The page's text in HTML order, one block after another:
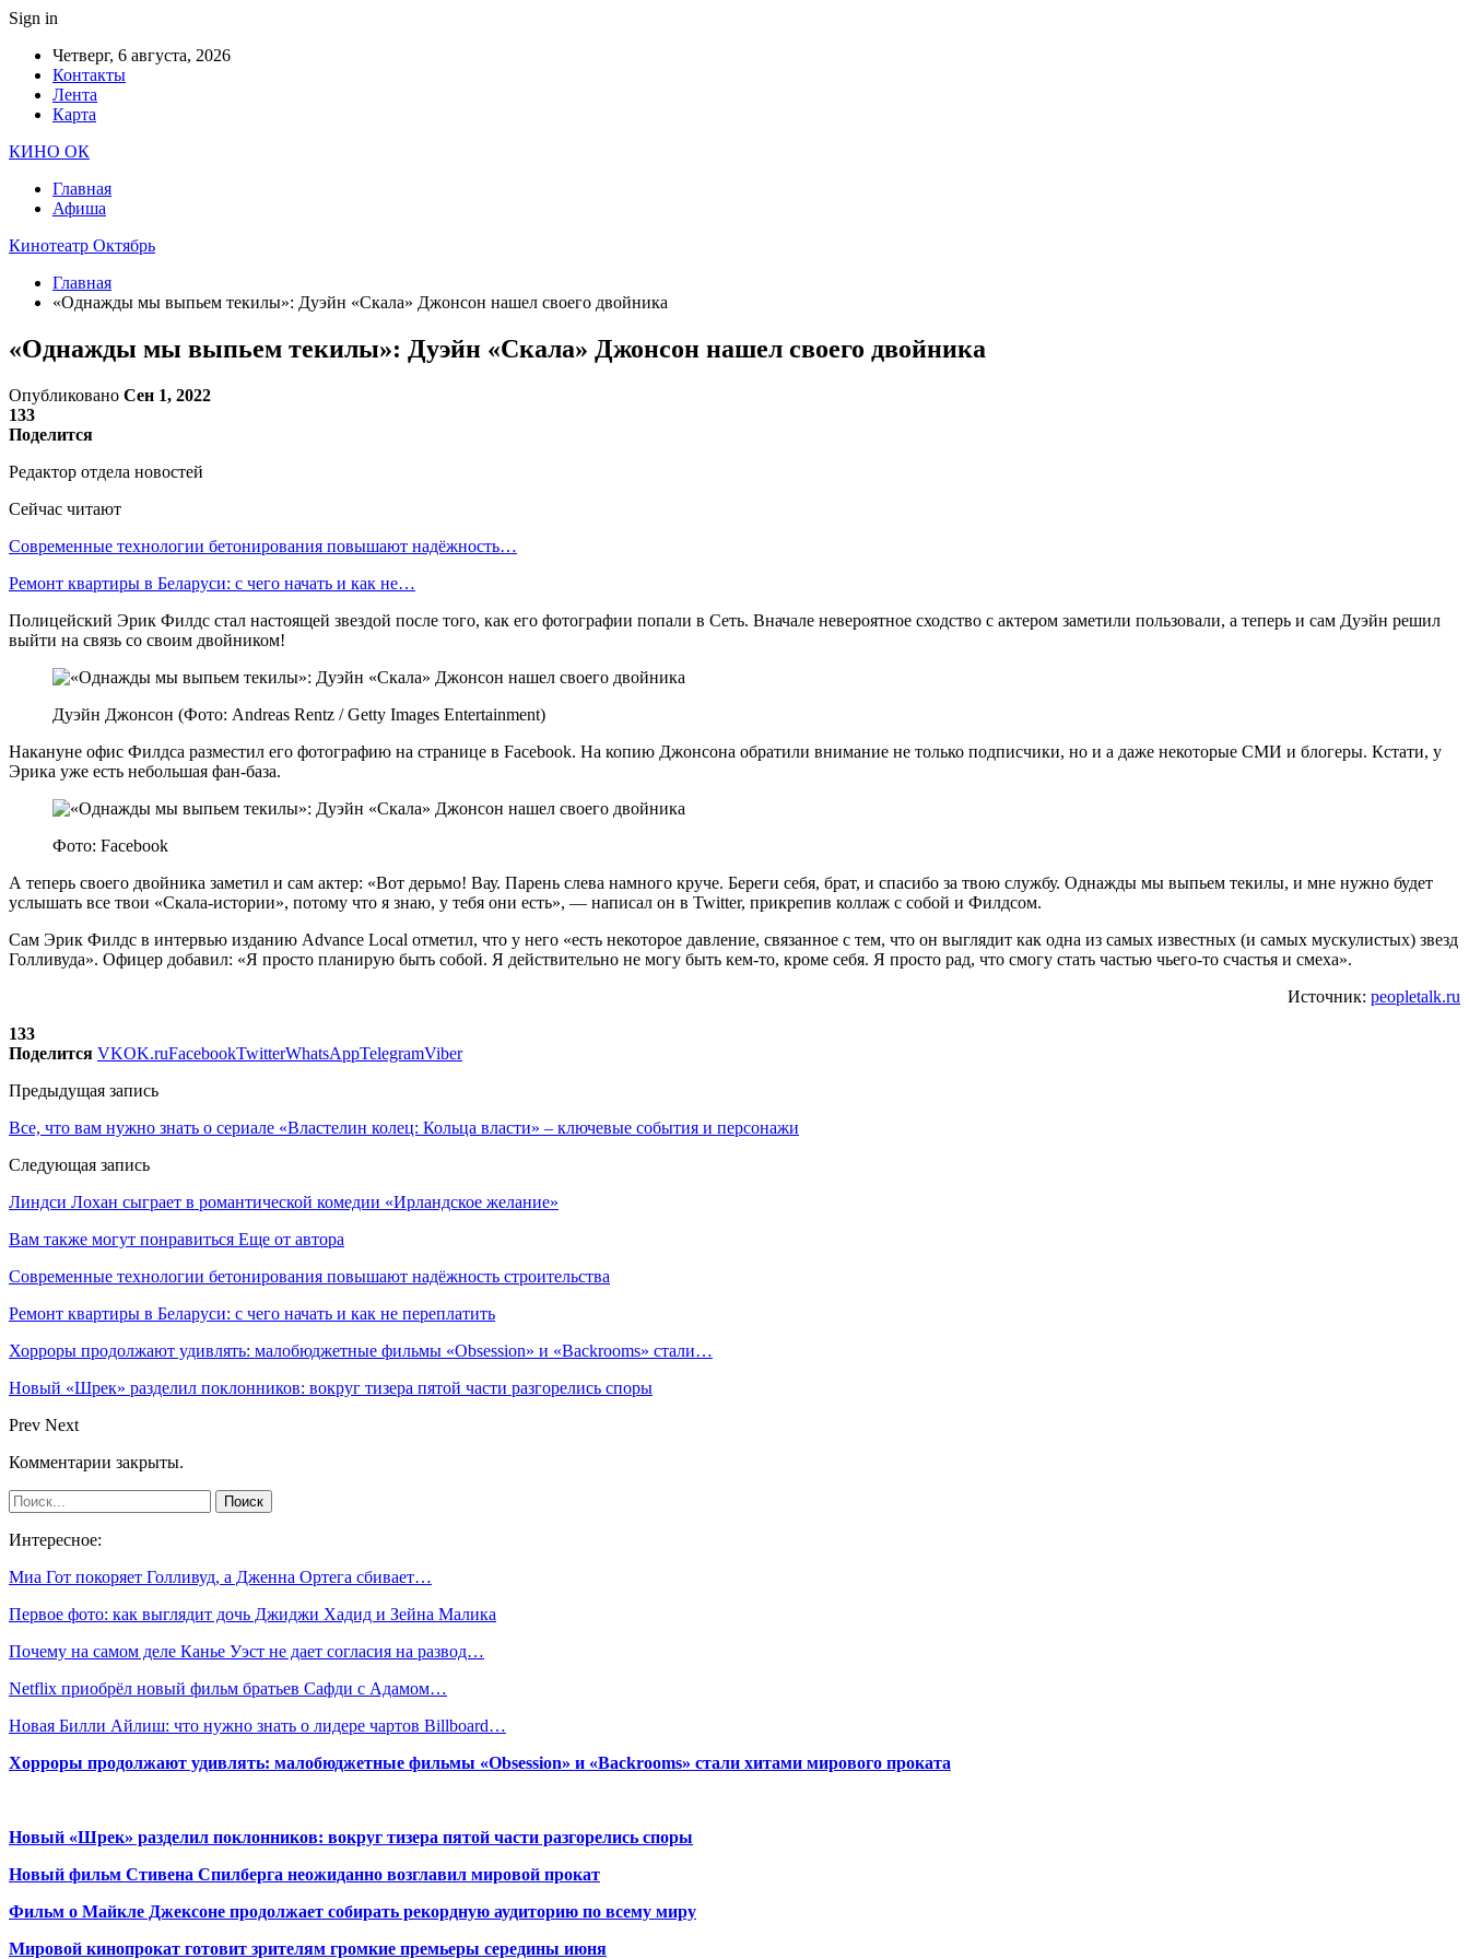
Sign in
Четверг, 6 августа, 2026
Контакты
Лента
Карта
КИНО ОК
Главная
Афиша
Кинотеатр Октябрь
Главная
«Однажды мы выпьем текилы»: Дуэйн «Скала» Джонсон нашел своего двойника
«Однажды мы выпьем текилы»: Дуэйн «Скала» Джонсон нашел своего двойника
Опубликовано Сен 1, 2022
133
Поделится
Редактор отдела новостей
Сейчас читают
Современные технологии бетонирования повышают надёжность…
Ремонт квартиры в Беларуси: с чего начать и как не…
Полицейский Эрик Филдс стал настоящей звездой после того, как его фотографии попали в Сеть. Вначале невероятное сходство с актером заметили пользовали, а теперь и сам Дуэйн решил
выйти на связь со своим двойником!
Дуэйн Джонсон (Фото: Andreas Rentz / Getty Images Entertainment)
Накануне офис Филдса разместил его фотографию на странице в Facebook. На копию Джонсона обратили внимание не только подписчики, но и а даже некоторые СМИ и блогеры. Кстати, у
Эрика уже есть небольшая фан-база.
Фото: Facebook
А теперь своего двойника заметил и сам актер: «Вот дерьмо! Вау. Парень слева намного круче. Береги себя, брат, и спасибо за твою службу. Однажды мы выпьем текилы, и мне нужно будет
услышать все твои «Скала-истории», потому что я знаю, у тебя они есть», — написал он в Twitter, прикрепив коллаж с собой и Филдсом.
Сам Эрик Филдс в интервью изданию Advance Local отметил, что у него «есть некоторое давление, связанное с тем, что он выглядит как одна из самых известных (и самых мускулистых) звезд
Голливуда». Офицер добавил: «Я просто планирую быть собой. Я действительно не могу быть кем-то, кроме себя. Я просто рад, что смогу стать частью чьего-то счастья и смеха».
Источник: peopletalk.ru
133
Поделится VKOK.ruFacebookTwitterWhatsAppTelegramViber
Предыдущая запись
Все, что вам нужно знать о сериале «Властелин колец: Кольца власти» – ключевые события и персонажи
Следующая запись
Линдси Лохан сыграет в романтической комедии «Ирландское желание»
Вам также могут понравиться Еще от автора
Современные технологии бетонирования повышают надёжность строительства
Ремонт квартиры в Беларуси: с чего начать и как не переплатить
Хорроры продолжают удивлять: малобюджетные фильмы «Obsession» и «Backrooms» стали…
Новый «Шрек» разделил поклонников: вокруг тизера пятой части разгорелись споры
Prev Next
Комментарии закрыты.
Интересное:
Миа Гот покоряет Голливуд, а Дженна Ортега сбивает…
Первое фото: как выглядит дочь Джиджи Хадид и Зейна Малика
Почему на самом деле Канье Уэст не дает согласия на развод…
Netflix приобрёл новый фильм братьев Сафди с Адамом…
Новая Билли Айлиш: что нужно знать о лидере чартов Billboard…
Хорроры продолжают удивлять: малобюджетные фильмы «Obsession» и «Backrooms» стали хитами мирового проката
Новый «Шрек» разделил поклонников: вокруг тизера пятой части разгорелись споры
Новый фильм Стивена Спилберга неожиданно возглавил мировой прокат
Фильм о Майкле Джексоне продолжает собирать рекордную аудиторию по всему миру
Мировой кинопрокат готовит зрителям громкие премьеры середины июня